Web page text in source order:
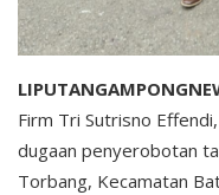
Firm Tri Sutrisno
dugaan penyerobotan
Torbang, Kecamatan